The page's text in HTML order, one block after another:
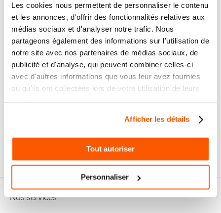
Les cookies nous permettent de personnaliser le contenu
et les annonces, d'offrir des fonctionnalités relatives aux
médias sociaux et d'analyser notre trafic. Nous
partageons également des informations sur l'utilisation de
notre site avec nos partenaires de médias sociaux, de
publicité et d'analyse, qui peuvent combiner celles-ci
avec d'autres informations que vous leur avez fournies
ou qu'ils ont collectées lors de votre utilisation de leurs
Afficher les détails
Tout autoriser
Personnaliser
Marque STEINEL
Les avis clients
Il n'y a pas encore d'avis sur ce produit
Nos services